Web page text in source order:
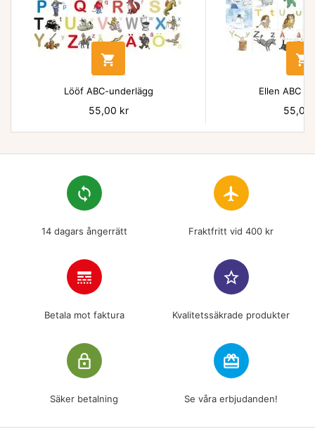

Lööf ABC-underlägg
Pris
55,00 kr

Ellen ABC
Pris
55,00
loop
14 dagars ångerrätt
flight
Fraktfritt vid 400 kr
line_style
Betala mot faktura
star_border
Kvalitetssäkrade produkter
lock_outline
Säker betalning
redeem
Se våra erbjudanden!